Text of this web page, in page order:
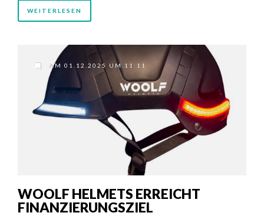
WEITERLESEN
AM 01.12.2025 UM 11:11
WOOLF HELMETS ERREICHT
FINANZIERUNGSZIEL